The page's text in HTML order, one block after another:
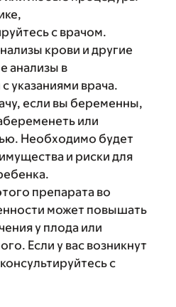
с врачом.
крови и другие
анализы в
указаниями врача.
если вы беременны,
или
Необходимо будет
и риски для
препарата во
может повышать
у плода или
Если у вас возникнут
с